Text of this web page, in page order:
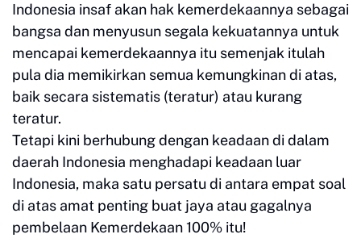
Indonesia insaf akan hak kemerdekaannya sebagai
bangsa dan menyusun segala kekuatannya untuk
mencapai kemerdekaannya itu semenjak itulah
pula dia memikirkan semua kemungkinan di atas,
baik secara sistematis (teratur) atau kurang
teratur.
Tetapi kini berhubung dengan keadaan di dalam
daerah Indonesia menghadapi keadaan luar
Indonesia, maka satu persatu di antara empat soal
di atas amat penting buat jaya atau gagalnya
pembelaan Kemerdekaan 100% itu!